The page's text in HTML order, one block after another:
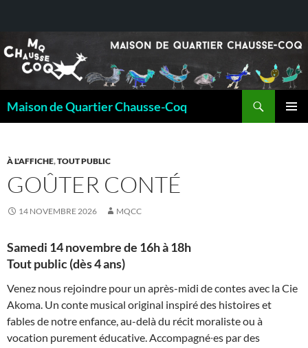
Maison de Quartier Chausse-Coq
À L'AFFICHE,TOUT PUBLIC
GOÛTER CONTÉ
14 NOVEMBRE 2026 MQCC
Samedi 14 novembre de 16h à 18h
Tout public (dès 4 ans)
Venez nous rejoindre pour un après-midi de contes avec la Cie
Akoma. Un conte musical original inspiré des histoires et
fables de notre enfance, au-delà du récit moraliste ou à
vocation purement éducative. Accompagné∙es par des